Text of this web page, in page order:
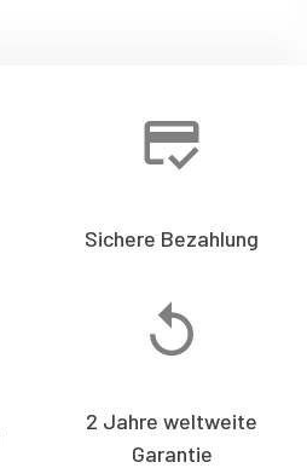
Sichere Bezahlung
2 Jahre weltweite
Garantie